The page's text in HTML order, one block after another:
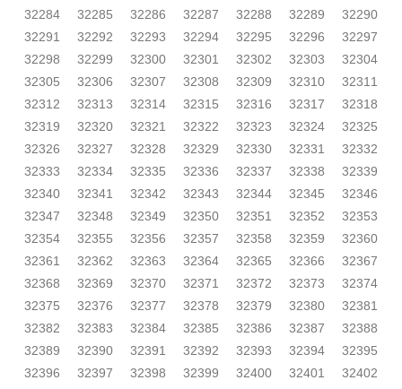
32284
32285 32286 32287 32288 32289
32290
32291
32292 32293 32294 32295 32296
32297
32298
32299 32300 32301 32302 32303
32304
32305
32306 32307 32308 32309 32310
32311
32312
32313 32314 32315 32316 32317
32318
32319
32320 32321 32322 32323 32324
32325
32326
32327 32328 32329 32330 32331
32332
32333
32334 32335 32336 32337 32338
32339
32340
32341 32342 32343 32344 32345
32346
32347
32348 32349 32350 32351 32352
32353
32354
32355 32356 32357 32358 32359
32360
32361
32362 32363 32364 32365 32366
32367
32368
32369 32370 32371 32372 32373
32374
32375
32376 32377 32378 32379 32380
32381
32382
32383 32384 32385 32386 32387
32388
32389
32390 32391 32392 32393 32394
32395
32396
32397 32398 32399 32400 32401
32402